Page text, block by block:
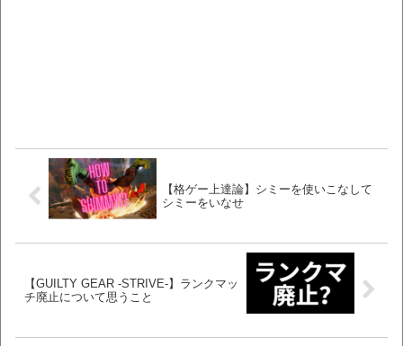
【格ゲー上達論】シミーを使いこなして
シミーをいなせ
【GUILTY GEAR -STRIVE-】ランクマッ
チ廃止について思うこと